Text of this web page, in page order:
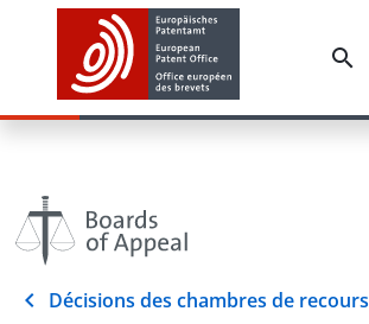
Décisions des chambres de recours